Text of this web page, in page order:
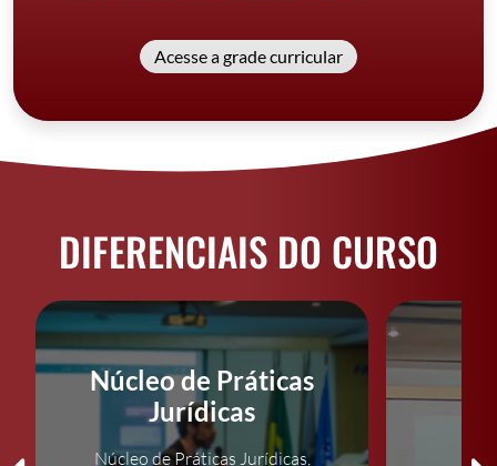
DIFERENCIAIS DO CURSO
Núcleo de Práticas
Jurídicas
Núcleo de Práticas Jurídicas,
Acesse a grade curricular